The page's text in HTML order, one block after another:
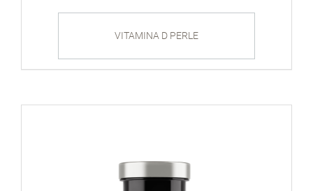
VITAMINA D PERLE